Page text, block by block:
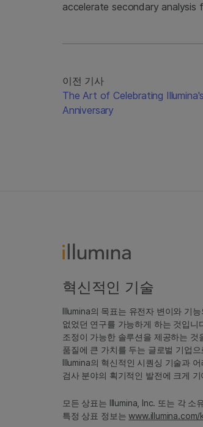
accelerate secondary
이전 기사
The Art of Celebrating
Anniversary
혁신적인 기술
Illumina의 목표는 유전자 변이와 기
없었던 연구를 가능하게 하는 것입
조정이 가능한 솔루션을 제공하는
품질에 큰 가치를 두는 글로벌 기업
Illumina의 혁신적인 시퀀싱 기술과
검사 분야의 획기적인 발전에 크게
모든 상표는 Illumina, Inc. 또는 각 소
특정 상표 정보는